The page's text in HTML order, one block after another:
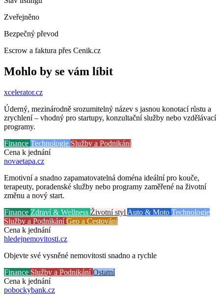
Zveřejněno
Bezpečný převod
Escrow a faktura přes Cenik.cz
Mohlo by se vám líbit
xcelerator.cz
Úderný, mezinárodně srozumitelný název s jasnou konotací růstu a
zrychlení – vhodný pro startupy, konzultační služby nebo vzdělávací
programy.
Finance Technologie Služby a Podnikání
Cena k jednání
novaetapa.cz
Emotivní a snadno zapamatovatelná doména ideální pro kouče,
terapeuty, poradenské služby nebo programy zaměřené na životní
změnu a nový start.
Finance Zdraví & Wellness Životní styl Auto & Moto Technologie
Služby a PodnikáníGeo a Cestování
Cena k jednání
hledejnemovitosti.cz
Objevte své vysněné nemovitosti snadno a rychle
Finance Služby a PodnikáníOstatní
Cena k jednání
pobockybank.cz